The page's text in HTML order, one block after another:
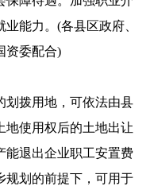
能力。(各县区政府、
资委配合)
划拨用地，可依法由县
地使用权后的土地出让
能退出企业职工安置费
规划的前提下，可用于